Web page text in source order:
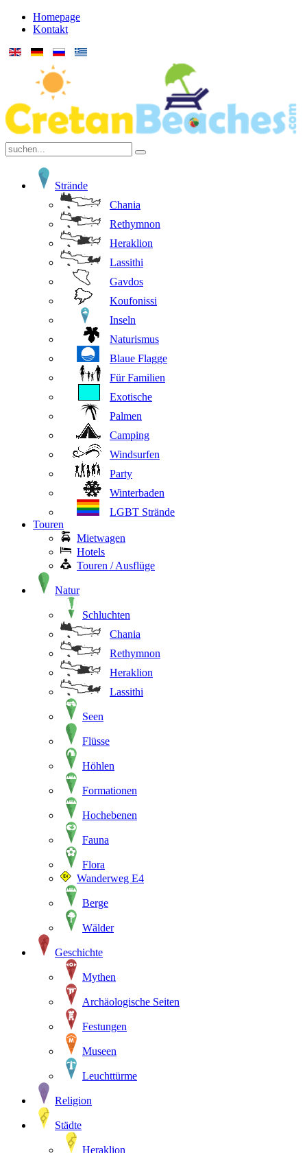
Homepage
Kontakt
Strände
Chania
Rethymnon
Heraklion
Lassithi
Gavdos
Koufonissi
Inseln
Naturismus
Blaue Flagge
Für Familien
Exotische
Palmen
Camping
Windsurfen
Party
Winterbaden
LGBT Strände
Touren
Mietwagen
Hotels
Touren / Ausflüge
Natur
Schluchten
Chania
Rethymnon
Heraklion
Lassithi
Seen
Flüsse
Höhlen
Formationen
Hochebenen
Fauna
Flora
Wanderweg E4
Berge
Wälder
Geschichte
Mythen
Archäologische Seiten
Festungen
Museen
Leuchttürme
Religion
Städte
Heraklion